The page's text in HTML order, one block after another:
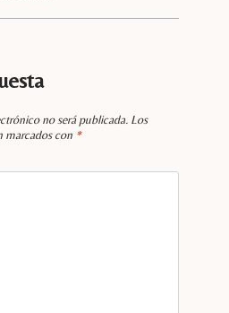
no será publicada. Los
marcados con *